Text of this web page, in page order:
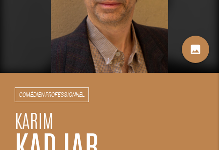
image
COMÉDIEN PROFESSIONNEL
KARIM